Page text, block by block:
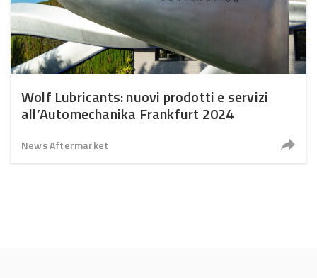
Wolf Lubricants: nuovi prodotti e servizi
all’Automechanika Frankfurt 2024
News Aftermarket